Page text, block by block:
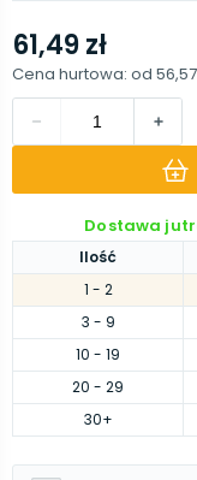
Ilość
1 - 2
3 - 9
10 - 19
20 - 29
30+
61,49 zł
Cena hurtowa: od 56,57
Dostawa